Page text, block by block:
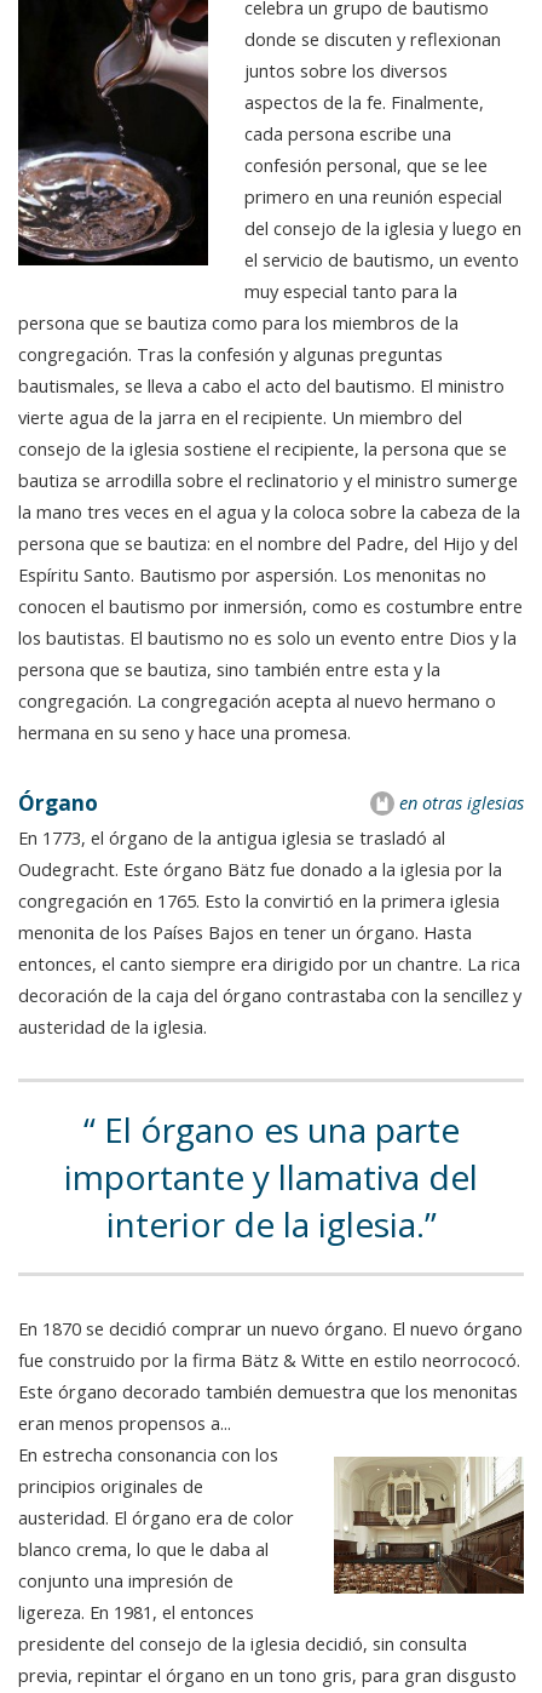
celebra un grupo de bautismo
donde se discuten y reflexionan
juntos sobre los diversos
aspectos de la fe. Finalmente,
cada persona escribe una
confesión personal, que se lee
primero en una reunión especial
del consejo de la iglesia y luego en
el servicio de bautismo, un evento
muy especial tanto para la
persona que se bautiza como para los miembros de la
congregación. Tras la confesión y algunas preguntas
bautismales, se lleva a cabo el acto del bautismo. El ministro
vierte agua de la jarra en el recipiente. Un miembro del
consejo de la iglesia sostiene el recipiente, la persona que se
bautiza se arrodilla sobre el reclinatorio y el ministro sumerge
la mano tres veces en el agua y la coloca sobre la cabeza de la
persona que se bautiza: en el nombre del Padre, del Hijo y del
Espíritu Santo. Bautismo por aspersión. Los menonitas no
conocen el bautismo por inmersión, como es costumbre entre
los bautistas. El bautismo no es solo un evento entre Dios y la
persona que se bautiza, sino también entre esta y la
congregación. La congregación acepta al nuevo hermano o
hermana en su seno y hace una promesa.
en otras iglesias
Órgano
En 1773, el órgano de la antigua iglesia se trasladó al
Oudegracht. Este órgano Bätz fue donado a la iglesia por la
congregación en 1765. Esto la convirtió en la primera iglesia
menonita de los Países Bajos en tener un órgano. Hasta
entonces, el canto siempre era dirigido por un chantre. La rica
decoración de la caja del órgano contrastaba con la sencillez y
austeridad de la iglesia.
El órgano es una parte
importante y llamativa del
interior de la iglesia.
En 1870 se decidió comprar un nuevo órgano. El nuevo órgano
fue construido por la firma Bätz & Witte en estilo neorrococó.
Este órgano decorado también demuestra que los menonitas
eran menos propensos a...
En estrecha consonancia con los
principios originales de
austeridad. El órgano era de color
blanco crema, lo que le daba al
conjunto una impresión de
ligereza. En 1981, el entonces
presidente del consejo de la iglesia decidió, sin consulta
previa, repintar el órgano en un tono gris, para gran disgusto